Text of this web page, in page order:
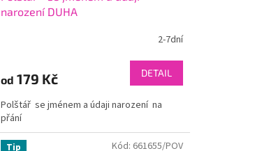
narození DUHA
2-7dní
od 179 Kč DETAIL
Polštář se jménem a údaji narození na
přání
Tip Kód: 661655/POV